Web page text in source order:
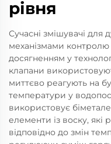
рівня
Сучасні змішувачі
механізмами
досягненням у
клапани
миттєво реагують на
температури у
використовує
елементи із воску,
відповідно до змін